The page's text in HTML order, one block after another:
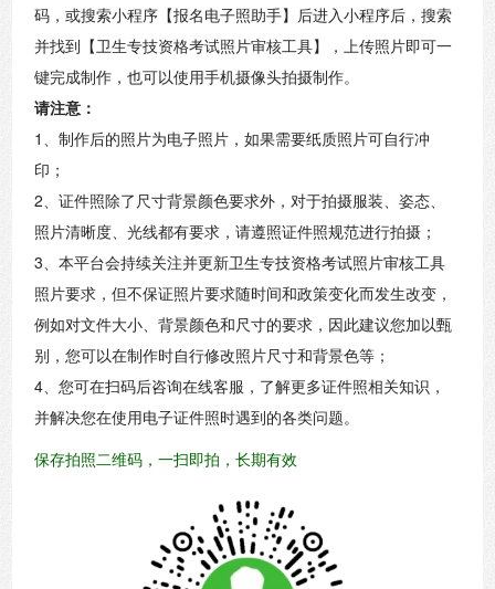
码，或搜索小程序【报名电子照助手】后进入小程序后，搜索
并找到【卫生专技资格考试照片审核工具】，上传照片即可一
键完成制作，也可以使用手机摄像头拍摄制作。
请注意：
1、制作后的照片为电子照片，如果需要纸质照片可自行冲
印；
2、证件照除了尺寸背景颜色要求外，对于拍摄服装、姿态、
照片清晰度、光线都有要求，请遵照证件照规范进行拍摄；
3、本平台会持续关注并更新卫生专技资格考试照片审核工具
照片要求，但不保证照片要求随时间和政策变化而发生改变，
例如对文件大小、背景颜色和尺寸的要求，因此建议您加以甄
别，您可以在制作时自行修改照片尺寸和背景色等；
4、您可在扫码后咨询在线客服，了解更多证件照相关知识，
并解决您在使用电子证件照时遇到的各类问题。
保存拍照二维码，一扫即拍，长期有效